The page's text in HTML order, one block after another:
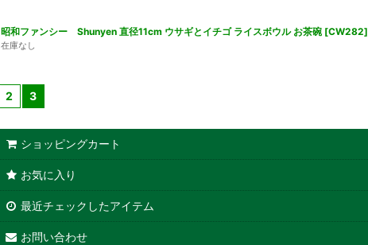
昭和ファンシー Shunyen 直径11cm ウサギとイチゴ ライスボウル お茶碗 [CW282]
在庫なし
2 3
ショッピングカート
お気に入り
最近チェックしたアイテム
お問い合わせ